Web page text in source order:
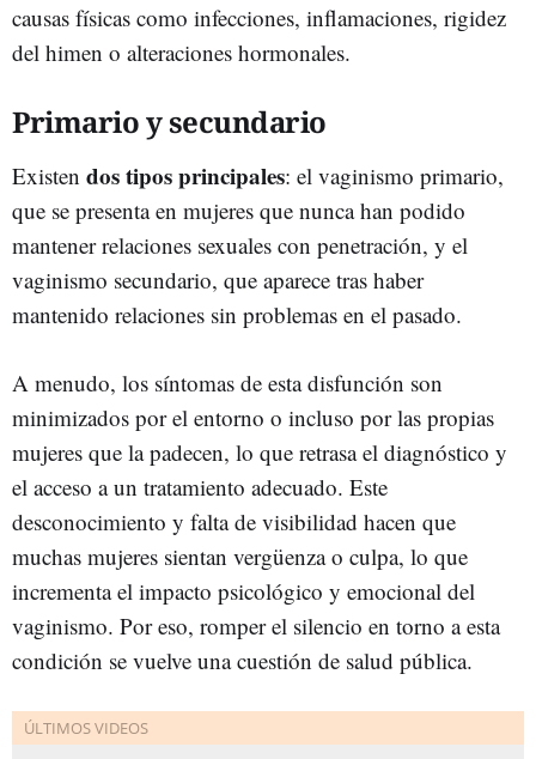
causas físicas como infecciones, inflamaciones, rigidez
del himen o alteraciones hormonales.
Primario y secundario
Existen dos tipos principales: el vaginismo primario,
que se presenta en mujeres que nunca han podido
mantener relaciones sexuales con penetración, y el
vaginismo secundario, que aparece tras haber
mantenido relaciones sin problemas en el pasado.
A menudo, los síntomas de esta disfunción son
minimizados por el entorno o incluso por las propias
mujeres que la padecen, lo que retrasa el diagnóstico y
el acceso a un tratamiento adecuado. Este
desconocimiento y falta de visibilidad hacen que
muchas mujeres sientan vergüenza o culpa, lo que
incrementa el impacto psicológico y emocional del
vaginismo. Por eso, romper el silencio en torno a esta
condición se vuelve una cuestión de salud pública.